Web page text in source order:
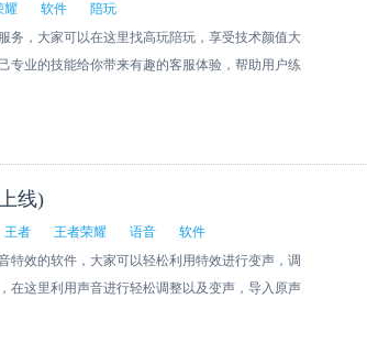
耀 软件
陪玩
务，大家可以在这里找高玩陪玩，享受技术颜值大
专业的技能给你带来有趣的客服体验，帮助用户练
享受到异性陪玩带来的快感。
线)
王者 王者荣耀 语音
软件
特效的软件，大家可以轻松利用特效进行变声，调
在这里利用声音进行轻松调整以及变声，导入原声
音，感受实时变声语音的精彩之处。